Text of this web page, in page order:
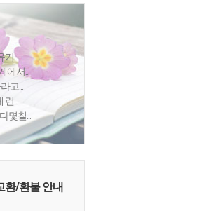
기...
서...
고...
...
칠...
환/환불 안내